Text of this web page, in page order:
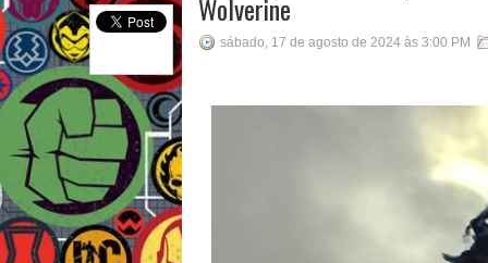
Wolverine
sábado, 17 de agosto de 2024 às 3:00 PM